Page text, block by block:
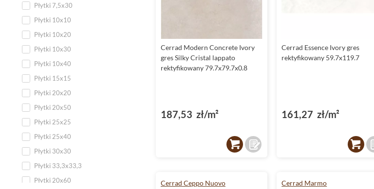
Płytki 7,5x30
Płytki 10x10
Płytki 10x20
Płytki 10x30
Płytki 10x40
Płytki 15x15
Płytki 20x20
Płytki 20x50
Płytki 25x25
Płytki 25x40
Płytki 30x30
Płytki 33,3x33,3
Płytki 20x60
Cerrad Modern Concrete Ivory
gres Silky Cristal lappato
rektyfikowany 79.7x79.7x0.8
187,53 zł/m²
Cerrad Essence Ivory gres
rektyfikowany 59.7x119.7
161,27 zł/m²
Cerrad Ceppo Nuovo Cerrad Marmo